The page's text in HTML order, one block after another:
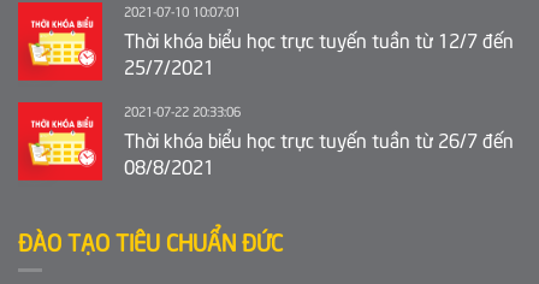
2021-07-10 10:07:01
Thời khóa biểu học trực tuyến tuần từ 12/7 đến
25/7/2021
2021-07-22 20:33:06
Thời khóa biểu học trực tuyến tuần từ 26/7 đến
08/8/2021
ĐÀO TẠO TIÊU CHUẨN ĐỨC